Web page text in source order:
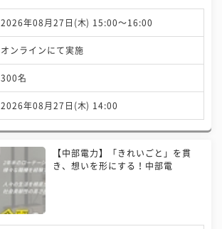
2026年08月27日(木) 15:00〜16:00
オンラインにて実施
300名
2026年08月27日(木) 14:00
【中部電力】「きれいごと」を貫
き、想いを形にする！中部電